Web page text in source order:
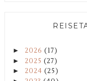
► 2026 (17)
► 2025 (27)
► 2024 (25)